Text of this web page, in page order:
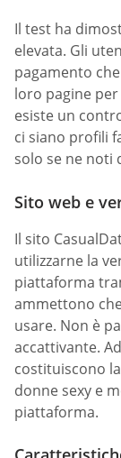
Il test ha
elevata. Gli
pagamento
loro pagine
esiste un
ci siano profili
solo se ne noti
Sito web e
Il sito
utilizzarne la
piattaforma
ammettono
usare. Non è
accattivante.
costituiscono
donne sexy e
piattaforma.